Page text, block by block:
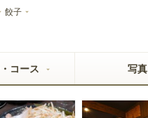
餃子
コース 写真